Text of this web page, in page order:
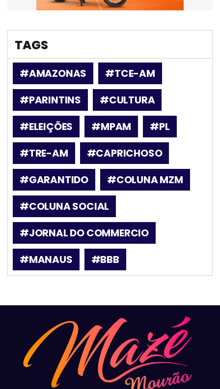
TAGS
#AMAZONAS
#TCE-AM
#PARINTINS
#CULTURA
#ELEIÇÕES
#MPAM
#PL
#TRE-AM
#CAPRICHOSO
#GARANTIDO
#COLUNA MZM
#COLUNA SOCIAL
#JORNAL DO COMMERCIO
#MANAUS
#BBB